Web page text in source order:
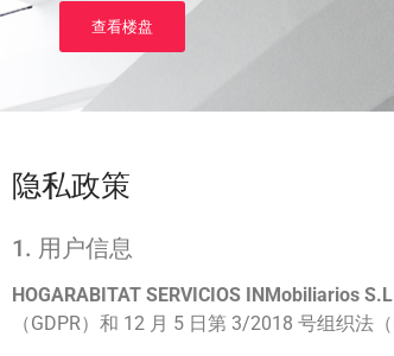
查看楼盘
隐私政策
1. 用户信息
HOGARABITAT SERVICIOS INMobiliarios
（GDPR）和 12 月 5 日第 3/2018 号组织法